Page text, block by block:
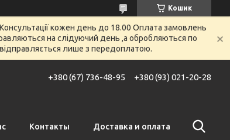
Кошик
кожен день до 18.00 Оплата замовлень
на слідуючий день ,а обробляються по
лише з передоплатою.
+380 (67) 736-48-95 +380 (93) 021-20-28
Контакты Доставка и оплата